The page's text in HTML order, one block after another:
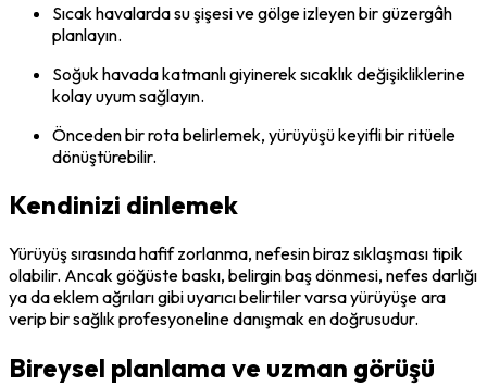
Sıcak havalarda su şişesi ve gölge izleyen bir güzergâh
planlayın.
Soğuk havada katmanlı giyinerek sıcaklık değişikliklerine
kolay uyum sağlayın.
Önceden bir rota belirlemek, yürüyüşü keyifli bir ritüele
dönüştürebilir.
Kendinizi dinlemek
Yürüyüş sırasında hafif zorlanma, nefesin biraz sıklaşması tipik
olabilir. Ancak göğüste baskı, belirgin baş dönmesi, nefes darlığı
ya da eklem ağrıları gibi uyarıcı belirtiler varsa yürüyüşe ara
verip bir sağlık profesyoneline danışmak en doğrusudur.
Bireysel planlama ve uzman görüşü